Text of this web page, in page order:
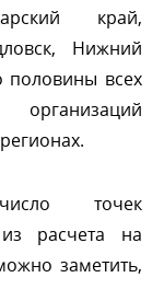
край,
Нижний
половины всех
точек
расчета на
заметить,